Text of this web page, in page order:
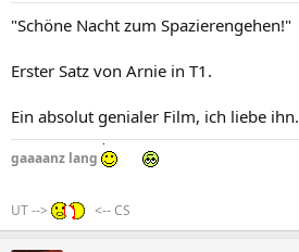
"Schöne Nacht zum Spazierengehen!"
Erster Satz von Arnie in T1.
Ein absolut genialer Film, ich liebe ihn.
gaaaanz lang
UT --> <-- CS